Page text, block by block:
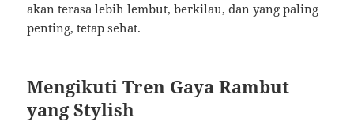
akan terasa lebih lembut, berkilau, dan yang paling
penting, tetap sehat.
Mengikuti Tren Gaya Rambut
yang Stylish